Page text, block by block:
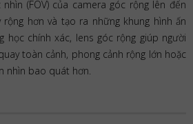
(FOV) của camera góc rộng lên đến
rộng hơn và tạo ra những khung hình ấn
học chính xác, lens góc rộng giúp người
toàn cảnh, phong cảnh rộng lớn hoặc
nhìn bao quát hơn.